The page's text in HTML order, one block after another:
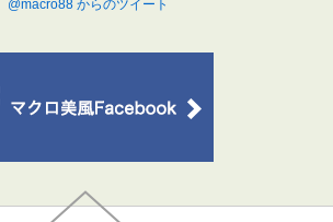
@macro88 からのツイート